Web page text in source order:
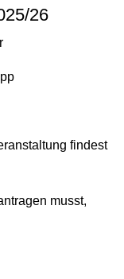
26
findest
musst,